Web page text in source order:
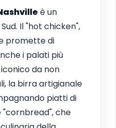
è un
Il "hot chicken",
promette di
i palati più
da non
la birra artigianale
piatti di
"cornbread", che